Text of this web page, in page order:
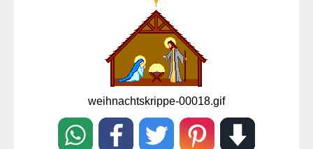
weihnachtskrippe-00018.gif